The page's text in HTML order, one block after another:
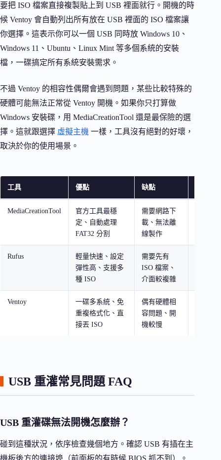
要把 ISO 檔案直接複製貼上到 USB 裡面就行。開機的時
候 Ventoy 會自動列出所有放在 USB 裡面的 ISO 檔案讓
你選擇。這表示你可以一個 USB 同時放 Windows 10、
Windows 11、Ubuntu、Linux Mint 等多個系統的安裝
檔，一碟搞定所有系統安裝需求。
不過 Ventoy 的相容性偶爾會遇到問題，某些比較特殊的
硬體可能無法正常從 Ventoy 開機。如果你只打算做
Windows 安裝碟，用 MediaCreationTool 還是最保險的選
擇。這就跟選擇 虛擬主機 一樣，工具沒有絕對的好壞，
取決於你的使用場景。
工具 優點 缺點
MediaCreationTool
官方工具最穩
定、自動處理
FAT32 分割
需要網路下
載、無法離
線製作
Rufus
輕量快速、設定
彈性高、支援多
種 ISO
需要先有
ISO 檔案、
介面較複雜
Ventoy
一碟多系統、免
重複格式化、直
接丟 ISO
偶有硬體相
容問題、開
機較慢
USB 重灌常見問題 FAQ
USB 重灌碟無法開機怎麼辦？
碰到這種狀況，依序檢查幾個地方。確認 USB 有插在主